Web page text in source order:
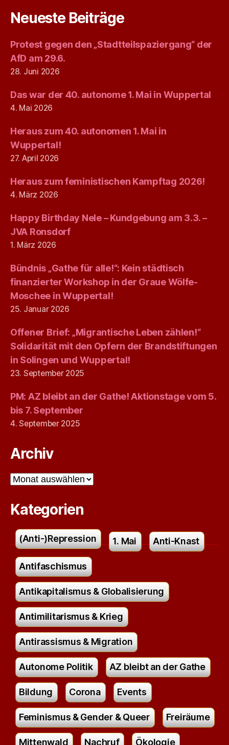
Neueste Beiträge
Protest gegen den „Stadtteilspaziergang“ der
AfD am 29.6.
28. Juni 2026
Das war der 40. autonome 1. Mai in Wuppertal
4. Mai 2026
Heraus zum 40. autonomen 1. Mai in
Wuppertal!
27. April 2026
Heraus zum feministischen Kampftag 2026!
4. März 2026
Happy Birthday Nele – Kundgebung am 3.3. –
JVA Ronsdorf
1. März 2026
Bündnis „Gathe für alle!“: Kein städtisch
finanzierter Workshop in der Graue Wölfe-
Moschee in Wuppertal!
25. Januar 2026
Offener Brief: „Migrantische Leben zählen!“
Solidarität mit den Opfern der Brandstiftungen
in Solingen und Wuppertal!
23. September 2025
PM: AZ bleibt an der Gathe! Aktionstage vom 5.
bis 7. September
4. September 2025
Archiv
Archiv
Kategorien
(Anti-)Repression 1. Mai Anti-Knast
Antifaschismus
Antikapitalismus & Globalisierung
Antimilitarismus & Krieg
Antirassismus & Migration
Autonome Politik AZ bleibt an der Gathe
Bildung Corona Events
Feminismus & Gender & Queer Freiräume
Mittenwald Nachruf Ökologie